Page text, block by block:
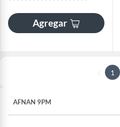
Agregar
1
AFNAN 9PM